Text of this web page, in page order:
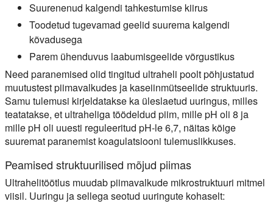
Suurenenud kalgendi tahkestumise kiirus
Toodetud tugevamad geelid suurema kalgendi
kõvadusega
Parem ühenduvus laabumisgeelide võrgustikus
Need paranemised olid tingitud ultraheli poolt põhjustatud
muutustest piimavalkudes ja kaseiinmütseelide struktuuris.
Samu tulemusi kirjeldatakse ka üleslaetud uuringus, milles
teatatakse, et ultraheliga töödeldud piim, mille pH oli 8 ja
mille pH oli uuesti reguleeritud pH-le 6,7, näitas kõige
suuremat paranemist koagulatsiooni tulemuslikkuses.
Peamised struktuurilised mõjud piimas
Ultrahelitöötlus muudab piimavalkude mikrostruktuuri mitmel
viisil. Uuringu ja sellega seotud uuringute kohaselt: